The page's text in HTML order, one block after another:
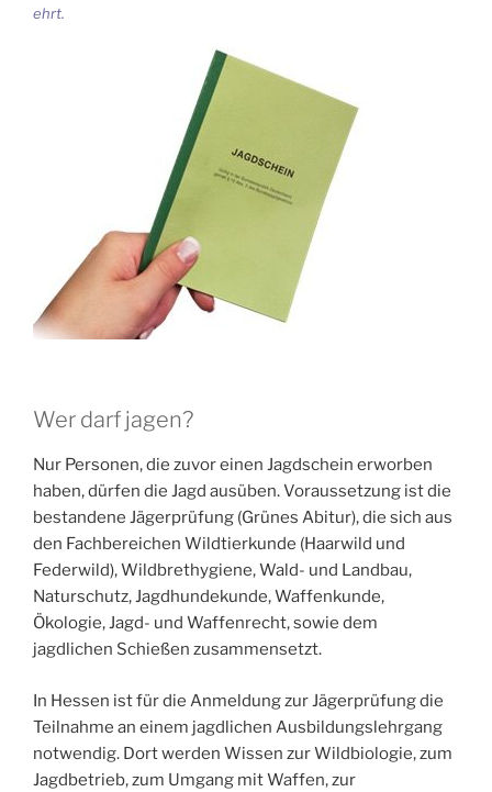
ehrt.
Wer darf jagen?
Nur Personen, die zuvor einen Jagdschein erworben
haben, dürfen die Jagd ausüben. Voraussetzung ist die
bestandene Jägerprüfung (Grünes Abitur), die sich aus
den Fachbereichen Wildtierkunde (Haarwild und
Federwild), Wildbrethygiene, Wald- und Landbau,
Naturschutz, Jagdhundekunde, Waffenkunde,
Ökologie, Jagd- und Waffenrecht, sowie dem
jagdlichen Schießen zusammensetzt.
In Hessen ist für die Anmeldung zur Jägerprüfung die
Teilnahme an einem jagdlichen Ausbildungslehrgang
notwendig. Dort werden Wissen zur Wildbiologie, zum
Jagdbetrieb, zum Umgang mit Waffen, zur